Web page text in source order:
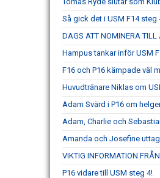
Så gick det i USM F14 steg
DAGS ATT NOMINERA TILL
Hampus tankar inför USM
F16 och P16 kämpade väl
Huvudtränare Niklas om
Adam Svärd i P16 om
Adam, Charlie och
Amanda och Josefine
VIKTIG INFORMATION
P16 vidare till USM steg 4!